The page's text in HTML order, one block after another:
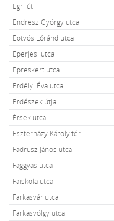
Egri út
Endresz György utca
Eötvös Lóránd utca
Eperjesi utca
Epreskert utca
Erdélyi Éva utca
Erdészek útja
Érsek utca
Eszterházy Károly tér
Fadrusz János utca
Faggyas utca
Faiskola utca
Farkasvár utca
Farkasvölgy utca